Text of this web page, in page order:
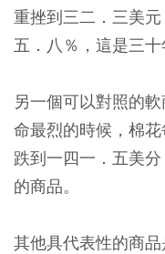
重挫到三二．三美
五．八％，這是三十
另一個可以對照的
命最烈的時候，棉
跌到一四一．五美
的商品。
其他具代表性的商